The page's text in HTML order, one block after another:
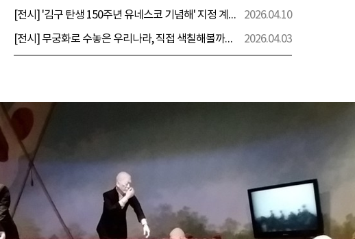
[전시] '김구 탄생 150주년 유네스코 기념해' 지정 계기 AI영상 국민공모 개최 안내
2026.04.10
[전시] 무궁화로 수놓은 우리나라, 직접 색칠해볼까요?
2026.04.03